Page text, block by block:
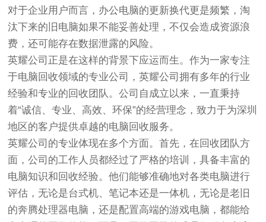
对于企业用户而言，办公电脑的更新换代更是频繁，淘
汰下来的旧电脑如果不能妥善处理，不仅会造成资源浪
费，还可能存在数据泄露的风险。
英耀公司正是在这样的背景下应运而生。作为一家专注
于电脑回收领域的专业公司，英耀公司拥有多年的行业
经验和专业的回收团队。公司自成立以来，一直秉持
着“诚信、专业、高效、环保”的经营理念，致力于为深圳
地区的客户提供卓越的电脑回收服务。
英耀公司的专业体现在多个方面。首先，在回收团队方
面，公司的工作人员都经过了严格的培训，具备丰富的
电脑知识和回收经验。他们能够准确地对各类电脑进行
评估，无论是台式机、笔记本还是一体机，无论是老旧
的奔腾处理器电脑，还是配置高端的游戏电脑，都能给